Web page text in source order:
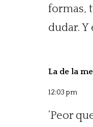
formas,
dudar.
La de la
12:03 pm
‘Peor